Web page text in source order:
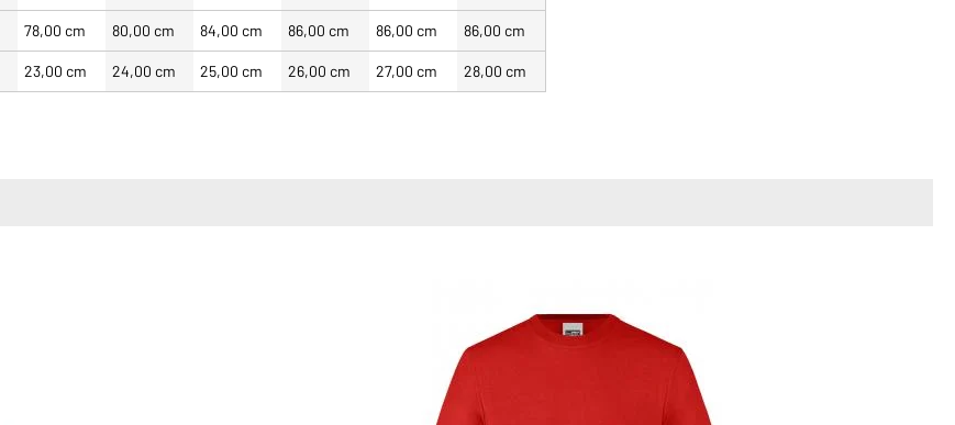
78,00 cm 80,00 cm 84,00 cm 86,00 cm 86,00 cm 86,00 cm
23,00 cm 24,00 cm 25,00 cm 26,00 cm 27,00 cm 28,00 cm